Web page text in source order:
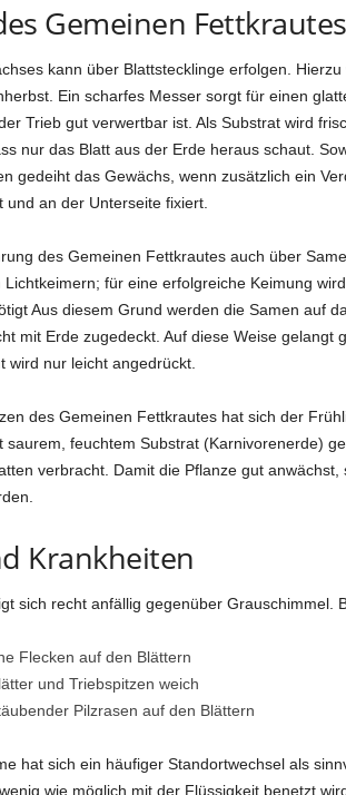
Gemeinen Fettkrautes
kann über Blattstecklinge erfolgen.
Ein scharfes Messer sorgt für einen
Trieb gut verwertbar ist. Als Substrat wird
nur das Blatt aus der Erde heraus schaut.
gedeiht das Gewächs, wenn zusätzlich ein
an der Unterseite fixiert.
des Gemeinen Fettkrautes auch über
für eine erfolgreiche Keimung
Aus diesem Grund werden die Samen auf
mit Erde zugedeckt. Auf diese Weise gelangt
wird nur leicht angedrückt.
des Gemeinen Fettkrautes hat sich der
saurem, feuchtem Substrat (Karnivorenerde)
verbracht. Damit die Pflanze gut anwächst,
Krankheiten
sich recht anfällig gegenüber Grauschimmel.
Flecken auf den Blättern
und Triebspitzen weich
Pilzrasen auf den Blättern
hat sich ein häufiger Standortwechsel als
wie möglich mit der Flüssigkeit benetzt